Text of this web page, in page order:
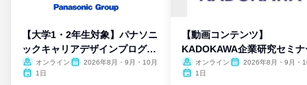
【大学1・2年生対象】パナソニ
ックキャリアデザインプログラ
ム
オンライン
2026年8月・9月・10月
1日
【動画コンテンツ】
KADOKAWA企業研究セミナ
オンライン
2026年8月・9月・
1日